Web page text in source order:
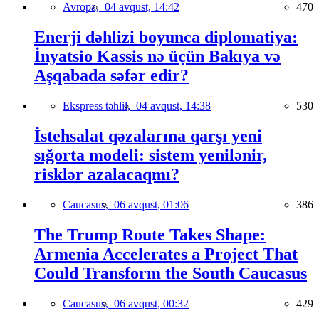
Avropa, 04 avqust, 14:42 470
Enerji dəhlizi boyunca diplomatiya:
İnyatsio Kassis nə üçün Bakıya və
Aşqabada səfər edir?
Ekspress təhlil, 04 avqust, 14:38 530
İstehsalat qəzalarına qarşı yeni
sığorta modeli: sistem yenilənir,
risklər azalacaqmı?
Caucasus, 06 avqust, 01:06 386
The Trump Route Takes Shape:
Armenia Accelerates a Project That
Could Transform the South Caucasus
Caucasus, 06 avqust, 00:32 429